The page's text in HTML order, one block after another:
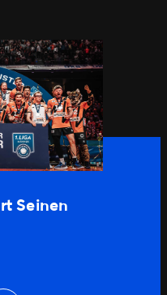
Seinen